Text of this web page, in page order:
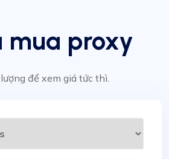
mua proxy
để xem giá tức thì.